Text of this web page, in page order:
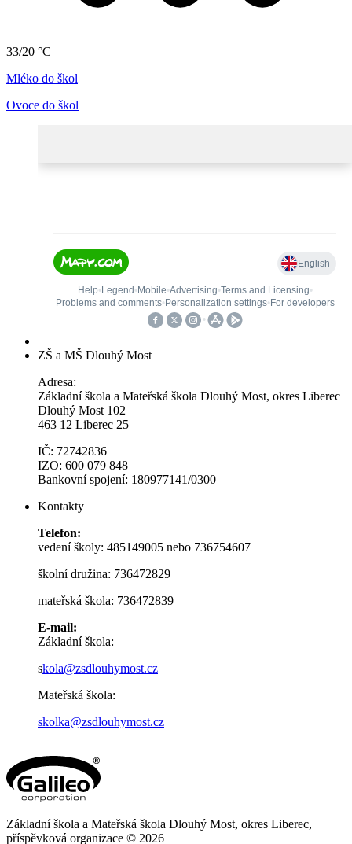
33/20 °C
Mléko do škol
Ovoce do škol
ZŠ a MŠ Dlouhý Most
Adresa:
Základní škola a Mateřská škola Dlouhý Most, okres Liberec
Dlouhý Most 102
463 12 Liberec 25
IČ: 72742836
IZO: 600 079 848
Bankovní spojení: 180977141/0300
Kontakty
Telefon:
vedení školy: 485149005 nebo 736754607
školní družina: 736472829
mateřská škola: 736472839
E-mail:
Základní škola:
skola@zsdlouhymost.cz
Mateřská škola:
skolka@zsdlouhymost.cz
Základní škola a Mateřská škola Dlouhý Most, okres Liberec,
příspěvková organizace © 2026